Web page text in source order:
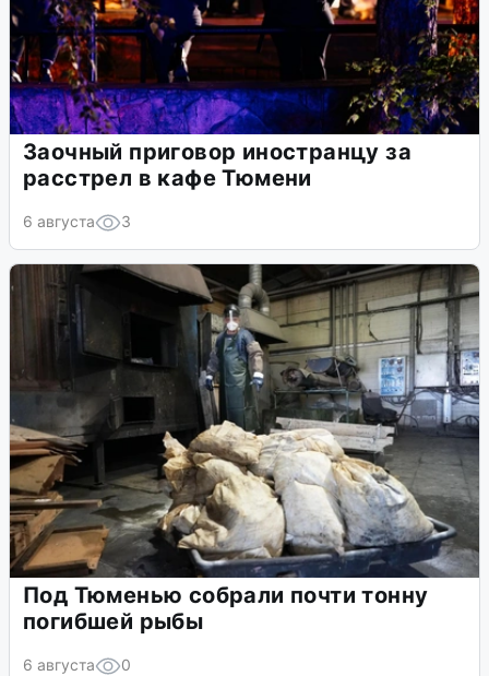
Заочный приговор иностранцу за
расстрел в кафе Тюмени
6 августа 3
Под Тюменью собрали почти тонну
погибшей рыбы
6 августа 0